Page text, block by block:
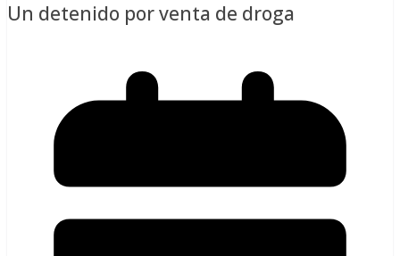
Un detenido por venta de droga